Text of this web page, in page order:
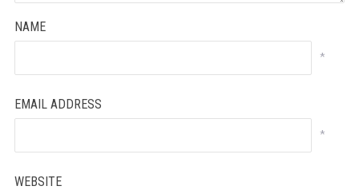
NAME
*
EMAIL ADDRESS
*
WEBSITE